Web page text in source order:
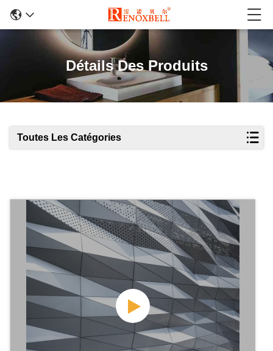
Détails Des Produits
Toutes Les Catégories